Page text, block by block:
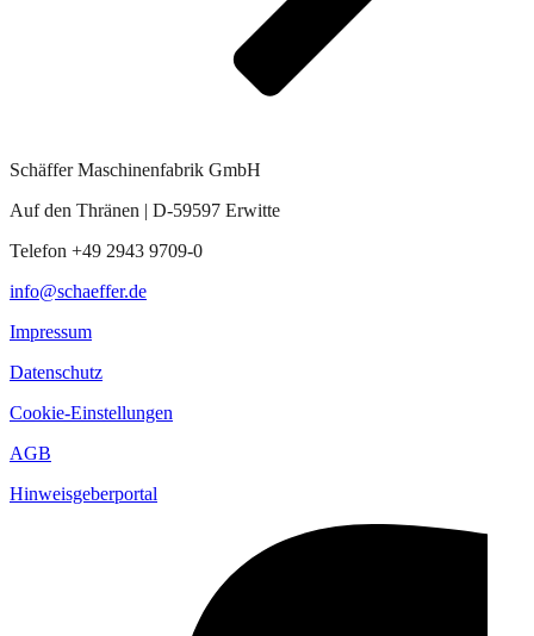
Schäffer Maschinenfabrik GmbH
Auf den Thränen | D-59597 Erwitte
Telefon +49 2943 9709-0
info@schaeffer.de
Impressum
Datenschutz
Cookie-Einstellungen
AGB
Hinweisgeberportal